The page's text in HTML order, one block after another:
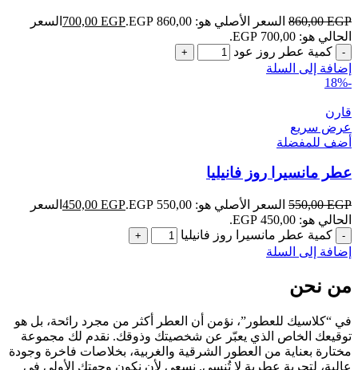
860,00EGP السعر الأصلي هو: 860,00 EGP. 700,00 EGP
السعر
الحالي هو: 700,00 EGP.
كمية عطر روز عود
إضافة إلى السلة
-18%
قارن
عرض سريع
أضف للمفضلة
عطر مانسيرا روز فانيليا
550,00EGP السعر الأصلي هو: 550,00 EGP. 450,00 EGP
السعر
الحالي هو: 450,00 EGP.
كمية عطر مانسيرا روز فانيليا
إضافة إلى السلة
من نحن
في “كلاسيك للعطور”، نؤمن أن العطر أكثر من مجرد رائحة، بل هو
توقيعك الخاص الذي يعبّر عن شخصيتك وذوقك. نقدم لك مجموعة
مختارة بعناية من العطور الشرقية والغربية، بخلاصات فاخرة وجودة
عالية، لتجربة عطرية لا تُنسى. نسعى لأن نكون وجهتك الأولى في